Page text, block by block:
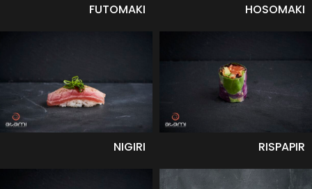
FUTOMAKI HOSOMAKI
NIGIRI RISPAPIR